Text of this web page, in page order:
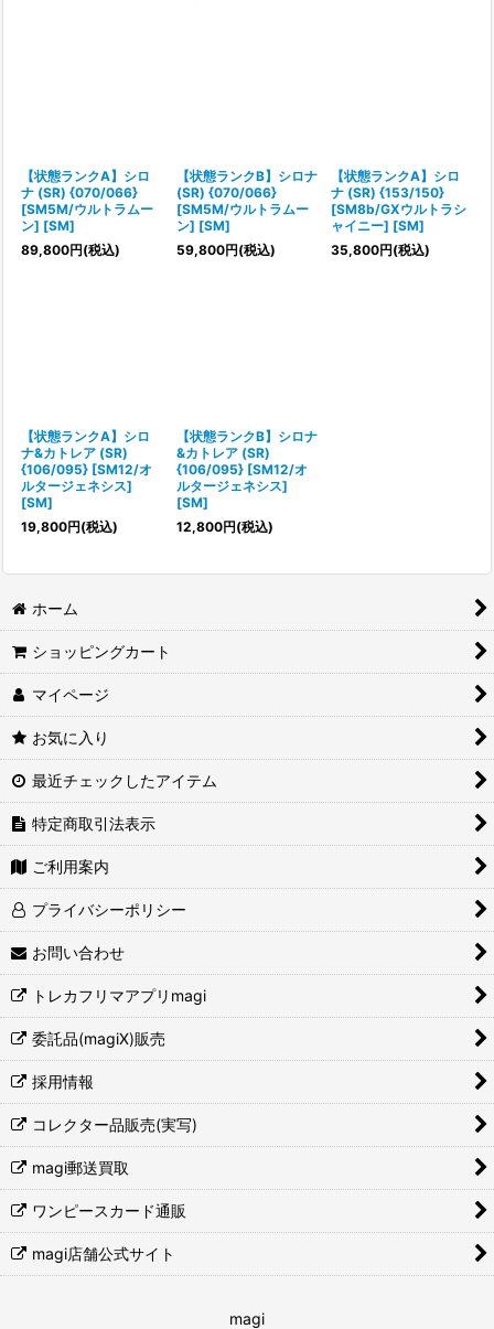
【状態ランクA】シロ
ナ (SR) {070/066}
[SM5M/ウルトラムー
ン] [SM]
89,800円(税込)
【状態ランクB】シロナ
(SR) {070/066}
[SM5M/ウルトラムー
ン] [SM]
59,800円(税込)
【状態ランクA】シロ
ナ (SR) {153/150}
[SM8b/GXウルトラシ
ャイニー] [SM]
35,800円(税込)
【状態ランクA】シロ
ナ&カトレア (SR)
{106/095} [SM12/オ
ルタージェネシス]
[SM]
19,800円(税込)
【状態ランクB】シロナ
&カトレア (SR)
{106/095} [SM12/オ
ルタージェネシス]
[SM]
12,800円(税込)
ホーム
ショッピングカート
マイページ
お気に入り
最近チェックしたアイテム
特定商取引法表示
ご利用案内
プライバシーポリシー
お問い合わせ
トレカフリマアプリmagi
委託品(magiX)販売
採用情報
コレクター品販売(実写)
magi郵送買取
ワンピースカード通販
magi店舗公式サイト
magi